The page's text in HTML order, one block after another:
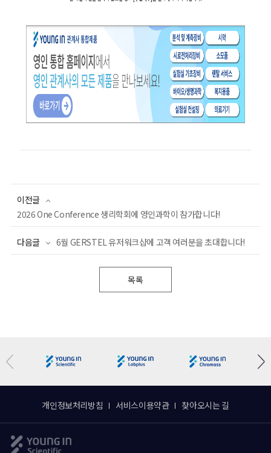
이전글
2026 One Conference 생리학회에 영인과학이 참가합니다!
다음글 6월 GERSTEL 유저워크샵에 고객 여러분을 초대합니다!
목록
개인정보처리방침 서비스이용약관 찾아오시는 길